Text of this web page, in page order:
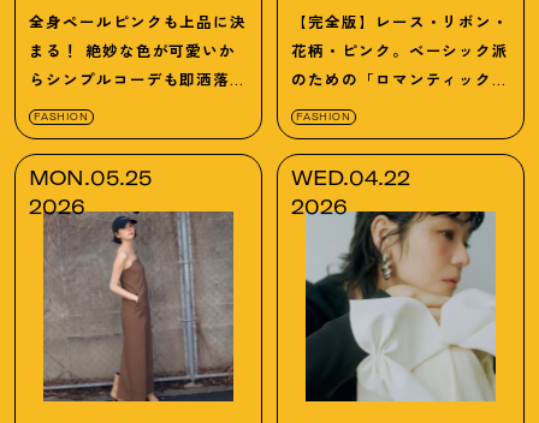
全身ペールピンクも上品に決
まる ！
絶妙な色が可愛いか
らシンプルコーデも即洒落る
【エイトン】
FASHION
【完全版】レース・リボン・
花柄・ピンク。ベーシック派
のための「ロマンティック
ちょい盛り」コーデ術
FASHION
MON.05.25
2026
WED.04.22
2026